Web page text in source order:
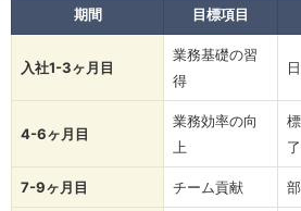
期間 目標項目
入社1-3ヶ月目
業務基礎の習
得
4-6ヶ月目
業務効率の向
上
了
7-9ヶ月目 チーム貢献